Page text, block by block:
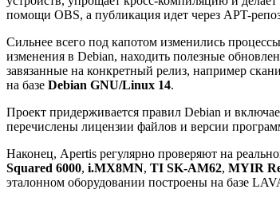
помощи OBS, а публикация идет через APT-
Сильнее всего под капотом изменились
изменения в Debian, находить полезные
завязанные на конкретный релиз, например
на базе Debian GNU/Linux 14.
Проект придерживается правил Debian и
перечислены лицензии файлов и версии
Наконец, Apertis регулярно проверяют на
Squared 6000, i.MX8MN, TI SK-AM62, MYIR
эталонном оборудовании построены на базе